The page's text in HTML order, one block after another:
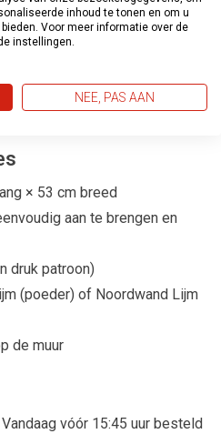
en geschikt voor vrijwel
LT10002 zorgt overal voor
× 53 cm breed
aan te brengen en
druk patroon)
(poeder) of Noordwand Lijm
de muur
Vandaag vóór 15:45 uur besteld
inhoud te tonen en om u
Voor meer informatie over de
instellingen.
NEE, PAS AAN